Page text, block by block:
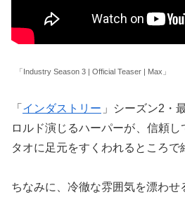
「Industry Season 3 | Official Teaser | Max」
「 インダストリー 」シーズン2・
ロルド演じるハーパーが 、信頼
タオに足元をすくわれるところで
ちなみに、冷徹な雰囲気を漂わせ